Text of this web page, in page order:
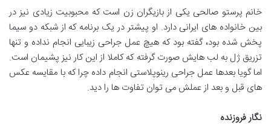
خانم پرستو صالحی یکی از بازیگران زن است که محبوبیت زیادی نیز در
بین خانواده های ایرانی دارد. او پیشتر در یک برنامه که از شبکه دو سیما
پخش شده بود، گفته بود که هیچ عمل جراحی زیبایی انجام نداده و تنها
تزریق ژل به لب هایش صورت گرفته که کاملا از این کار نیز پشیمان است.
اما گویا بعدها عمل جراحی رینوپلاستی انجام داده چرا که با مقایسه عکس
های قبل و بعد از عملش می توان تفاوت ها را دید.
نگار فروزنده